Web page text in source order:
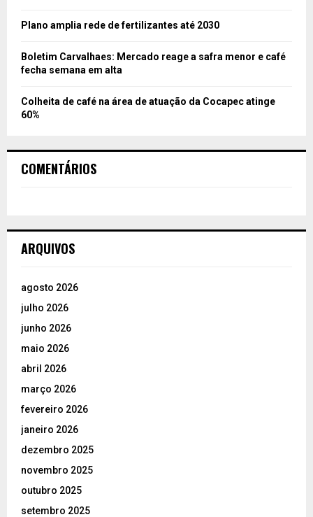
Plano amplia rede de fertilizantes até 2030
Boletim Carvalhaes: Mercado reage a safra menor e café
fecha semana em alta
Colheita de café na área de atuação da Cocapec atinge
60%
COMENTÁRIOS
ARQUIVOS
agosto 2026
julho 2026
junho 2026
maio 2026
abril 2026
março 2026
fevereiro 2026
janeiro 2026
dezembro 2025
novembro 2025
outubro 2025
setembro 2025